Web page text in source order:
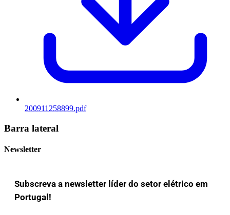
200911258899.pdf
Barra lateral
Newsletter
Subscreva a newsletter líder do setor elétrico em
Portugal!